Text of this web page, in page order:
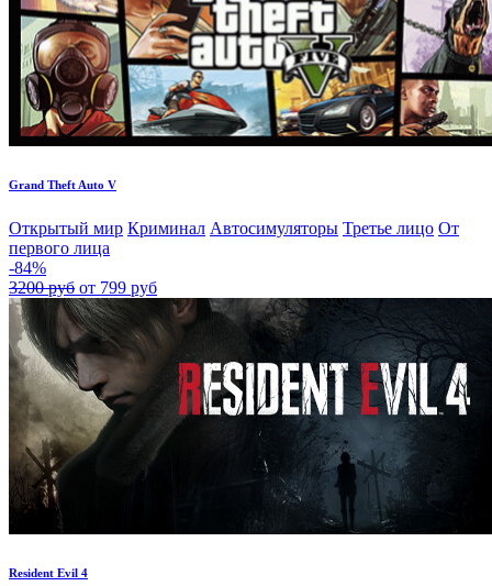
Grand Theft Auto V
Открытый мир Криминал Автосимуляторы Третье лицо От
первого лица
-84%
3200 руб от 799 руб
Resident Evil 4